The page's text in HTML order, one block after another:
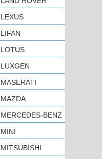
LEXUS
LIFAN
LOTUS
LUXGEN
MASERATI
MAZDA
MERCEDES-BENZ
MINI
MITSUBISHI